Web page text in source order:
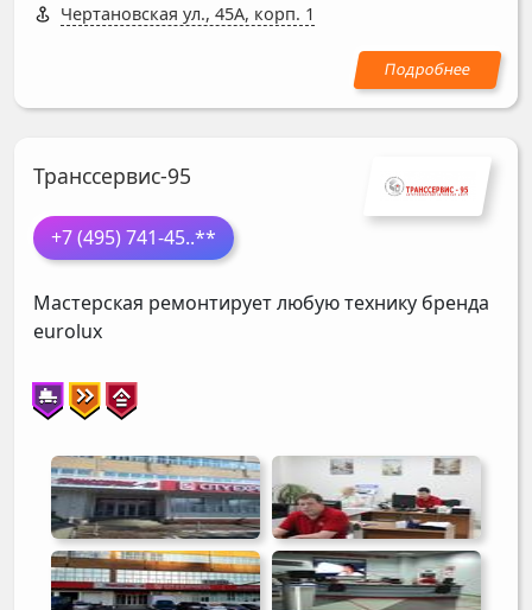
Чертановская ул., 45А, корп. 1
Транссервис-95
+7 (495) 741-45..**
Мастерская ремонтирует любую технику бренда
eurolux